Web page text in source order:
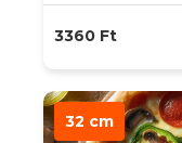
3360 Ft
32 cm